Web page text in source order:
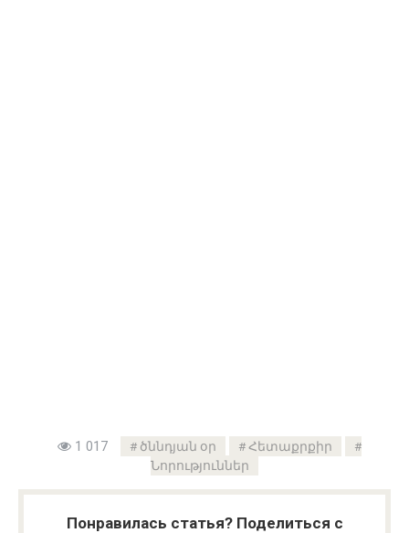
1 017 ծննդյան օր
Հետաքրքիր
Նորություններ
Понравилась статья? Поделиться с